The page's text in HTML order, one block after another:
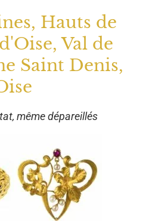
Hauts de
Val de
Saint Denis,
même dépareillés